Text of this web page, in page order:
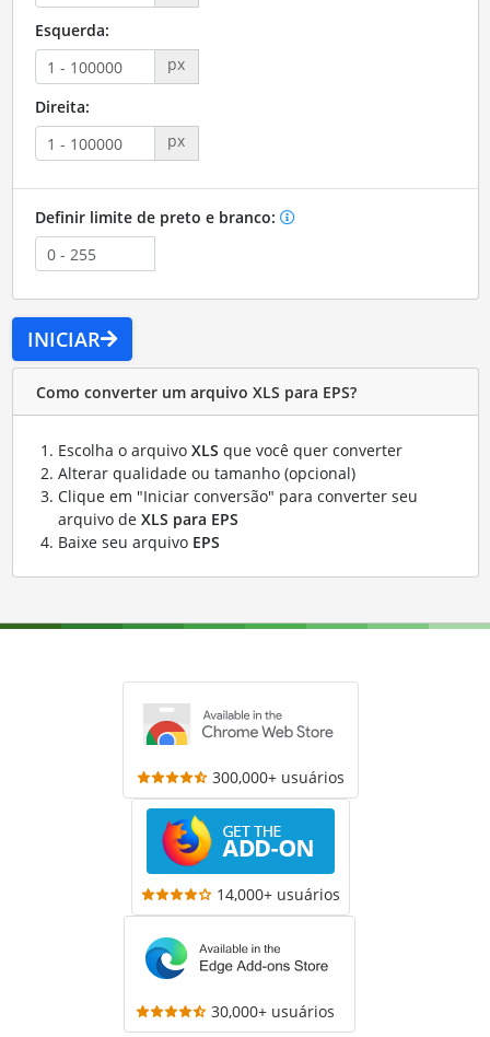
Esquerda:
px
Direita:
px
Definir limite de preto e branco:
INICIAR
Como converter um arquivo XLS para EPS?
Escolha o arquivo XLS que você quer converter
Alterar qualidade ou tamanho (opcional)
Clique em "Iniciar conversão" para converter seu
arquivo de XLS para EPS
Baixe seu arquivo EPS
300,000+ usuários
14,000+ usuários
30,000+ usuários